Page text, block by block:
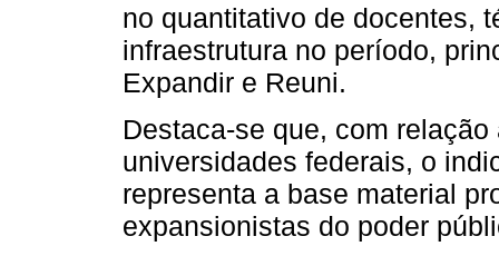
no quantitativo de docentes,
infraestrutura no período,
Expandir e Reuni.
Destaca-se que, com
universidades federais, o
representa a base material
expansionistas do poder